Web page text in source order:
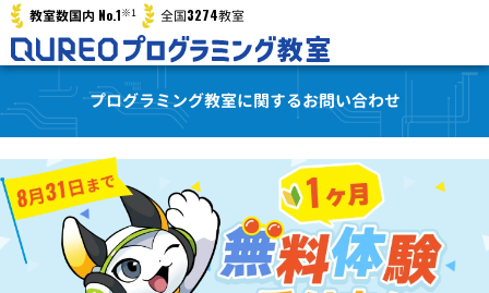
教室数国内 No.1※1 全国3274教室
プログラミング教室に関するお問い合わせ